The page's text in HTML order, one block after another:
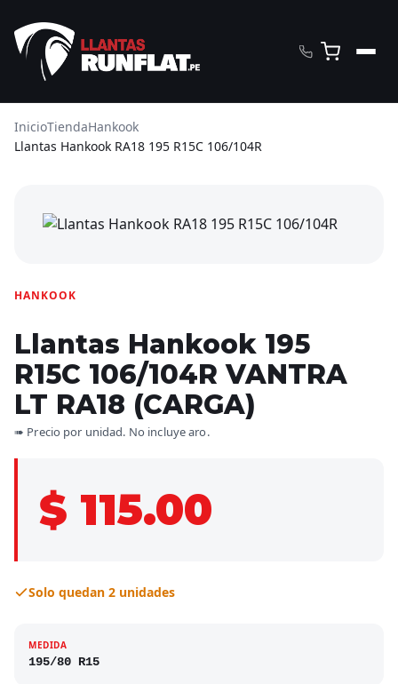
InicioTiendaHankook
Llantas Hankook RA18 195 R15C 106/104R
HANKOOK
Llantas Hankook 195
R15C 106/104R VANTRA
LT RA18 (CARGA)
➠ Precio por unidad. No incluye aro.
$ 115.00
Solo quedan 2 unidades
MEDIDA
195/80 R15